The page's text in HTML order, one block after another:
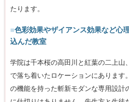
たります。
■色彩効果やザイアンス効果など心
込んだ教室
学院は千本桜の高田川と紅葉の二上山
で落ち着いたロケーションにあります
の機能を持った斬新モダンな専用設計